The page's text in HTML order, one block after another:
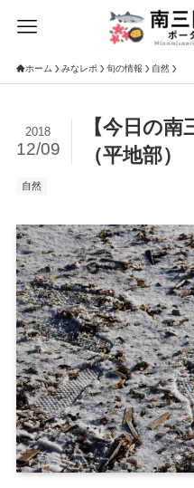
ホーム みなレポ 旬の情報 自然
【今日の
（平地部）
2018
12/09
自然